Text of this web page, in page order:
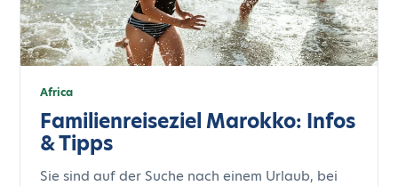
Africa
Familienreiseziel Marokko: Infos
& Tipps
Sie sind auf der Suche nach einem Urlaub, bei